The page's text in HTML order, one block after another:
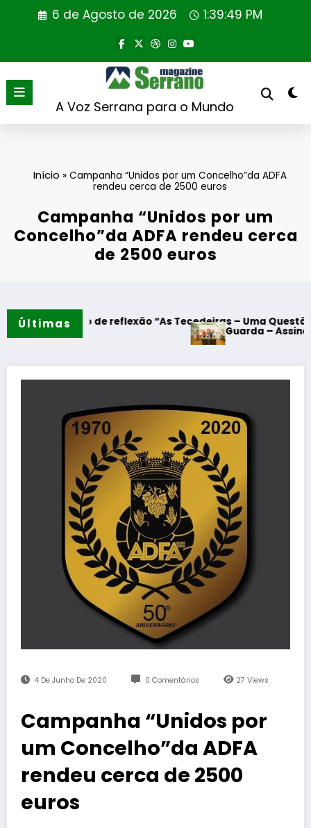
6 de Agosto de 2026 1:39:49 PM
A Voz Serrana para o Mundo
Início »Campanha “Unidos por um Concelho”da ADFA
rendeu cerca de 2500 euros
Campanha “Unidos por um
Concelho”da ADFA rendeu cerca
de 2500 euros
Últimas
de reflexão “As Tecedeiras – Uma Questão de
Guarda – Assinatura dos
4 De Junho De 2020 0 Comentários 27Views
Campanha “Unidos por
um Concelho”da ADFA
rendeu cerca de 2500
euros